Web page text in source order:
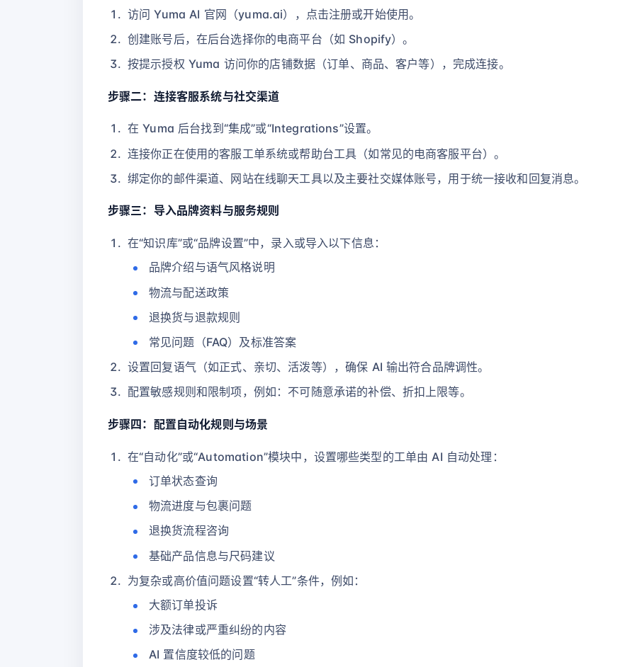
访问 Yuma AI 官网（yuma.ai），点击注册或开始使用。
创建账号后，在后台选择你的电商平台（如 Shopify）。
按提示授权 Yuma 访问你的店铺数据（订单、商品、客户等），完成连接。
步骤二：连接客服系统与社交渠道
在 Yuma 后台找到“集成”或“Integrations”设置。
连接你正在使用的客服工单系统或帮助台工具（如常见的电商客服平台）。
绑定你的邮件渠道、网站在线聊天工具以及主要社交媒体账号，用于统一接收和回复消息。
步骤三：导入品牌资料与服务规则
在“知识库”或“品牌设置”中，录入或导入以下信息：
品牌介绍与语气风格说明
物流与配送政策
退换货与退款规则
常见问题（FAQ）及标准答案
设置回复语气（如正式、亲切、活泼等），确保 AI 输出符合品牌调性。
配置敏感规则和限制项，例如：不可随意承诺的补偿、折扣上限等。
步骤四：配置自动化规则与场景
在“自动化”或“Automation”模块中，设置哪些类型的工单由 AI 自动处理：
订单状态查询
物流进度与包裹问题
退换货流程咨询
基础产品信息与尺码建议
为复杂或高价值问题设置“转人工”条件，例如：
大额订单投诉
涉及法律或严重纠纷的内容
AI 置信度较低的问题